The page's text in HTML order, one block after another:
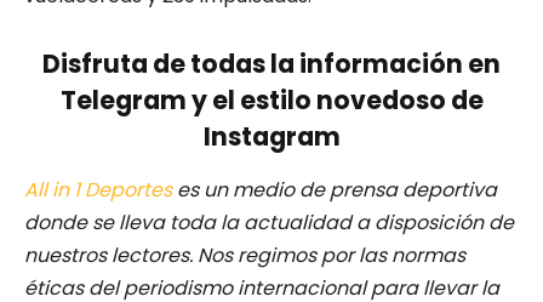
Disfruta de todas la información en
Telegram y el estilo novedoso de
Instagram
All in 1 Deporteses un medio de prensa deportiva
donde se lleva toda la actualidad a disposición de
nuestros lectores. Nos regimos por las normas
éticas del periodismo internacional para llevar la